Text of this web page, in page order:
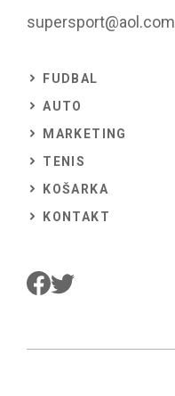
supersport@aol.com
FUDBAL
AUTO
MARKETING
TENIS
KOŠARKA
KONTAKT